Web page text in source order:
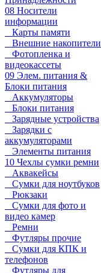
08 Носители
информации
Карты памяти
Внешние накопители
Фотопленка и
видеокассеты
09 Элем. питания &
Блоки питания
Аккумуляторы
Блоки питания
Зарядные устройства
Зарядки с
аккумуляторами
Элементы питания
10 Чехлы сумки ремни
Аквакейсы
Сумки для ноутбуков
Рюкзаки
Сумки для фото и
видео камер
Ремни
Футляры прочие
Сумки для КПК и
телефонов
Футляры для